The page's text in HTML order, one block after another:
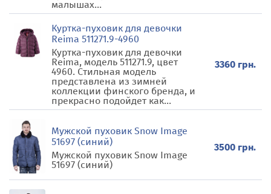
малышах...
Куртка-пуховик для девочки
Reima 511271.9-4960
Куртка-пуховик для девочки
Reima, модель 511271.9, цвет
4960. Стильная модель
представлена из зимней
коллекции финского бренда, и
прекрасно подойдет как...
3360 грн.
Мужской пуховик Snow Image
51697 (синий)
Мужской пуховик Snow Image
51697 (синий)
3500 грн.